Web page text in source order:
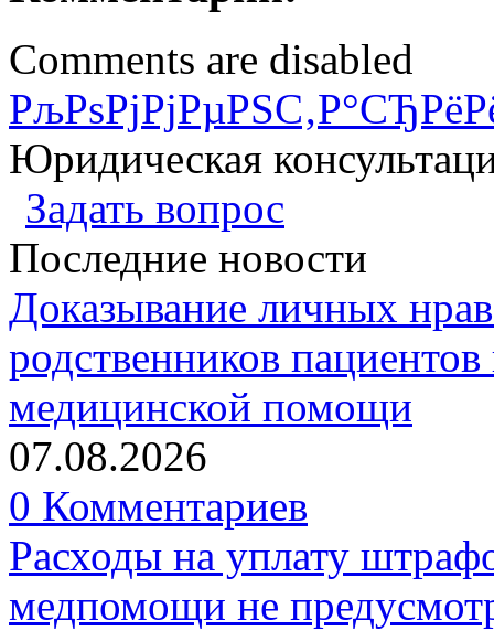
Comments are disabled
Юридическая
Задать вопрос
Последние новости
Доказывание личных
родственников
медицинской помощи
07.08.2026
0 Комментариев
Расходы на уплату
медпомощи не